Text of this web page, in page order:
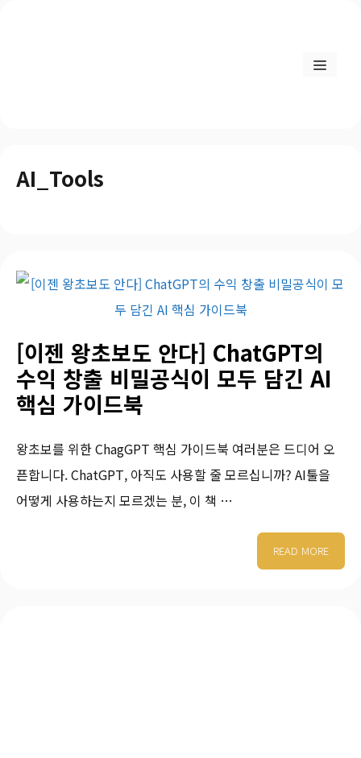
AI_Tools
[이젠 왕초보도 안다] ChatGPT의
수익 창출 비밀공식이 모두 담긴 AI
핵심 가이드북
왕초보를 위한 ChagGPT 핵심 가이드북 여러분은 드디어 오
픈합니다. ChatGPT, 아직도 사용할 줄 모르십니까? AI툴을
어떻게 사용하는지 모르겠는 분, 이 책 …
READ MORE